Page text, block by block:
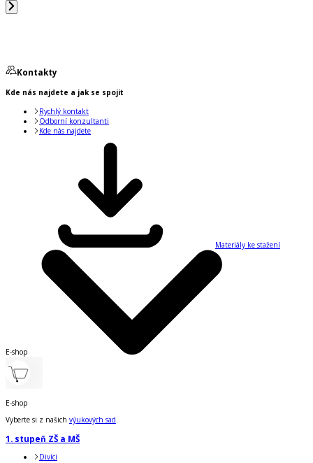
Kontakty
Kde nás najdete a jak se spojit
Rychlý kontakt
Odborní konzultanti
Kde nás najdete
Materiály ke stažení
E-shop
E-shop
Vyberte si z našich výukových sad.
1. stupeň ZŠ a MŠ
Divíci